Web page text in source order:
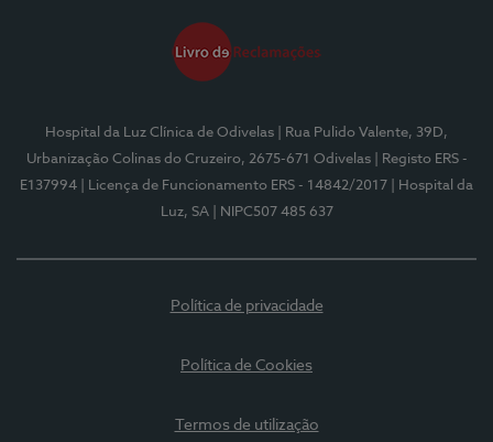
Hospital da Luz Clínica de Odivelas
| Rua Pulido Valente, 39D,
Urbanização Colinas do Cruzeiro, 2675-671 Odivelas
| Registo ERS -
E137994
| Licença de Funcionamento ERS - 14842/2017
| Hospital da
Luz, SA
| NIPC507 485 637
Política de privacidade
Política de Cookies
Termos de utilização